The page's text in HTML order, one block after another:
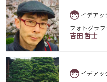
イデアッ
フォトグラ
吉田 哲士
イデアッ